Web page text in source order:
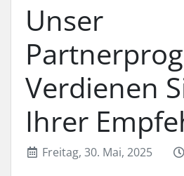
Unser
Verdienen
Ihrer
Freitag, 30. Mai, 2025